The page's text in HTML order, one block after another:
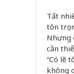
Tất
tôn
Nhưng
cần
“Có lẽ
không